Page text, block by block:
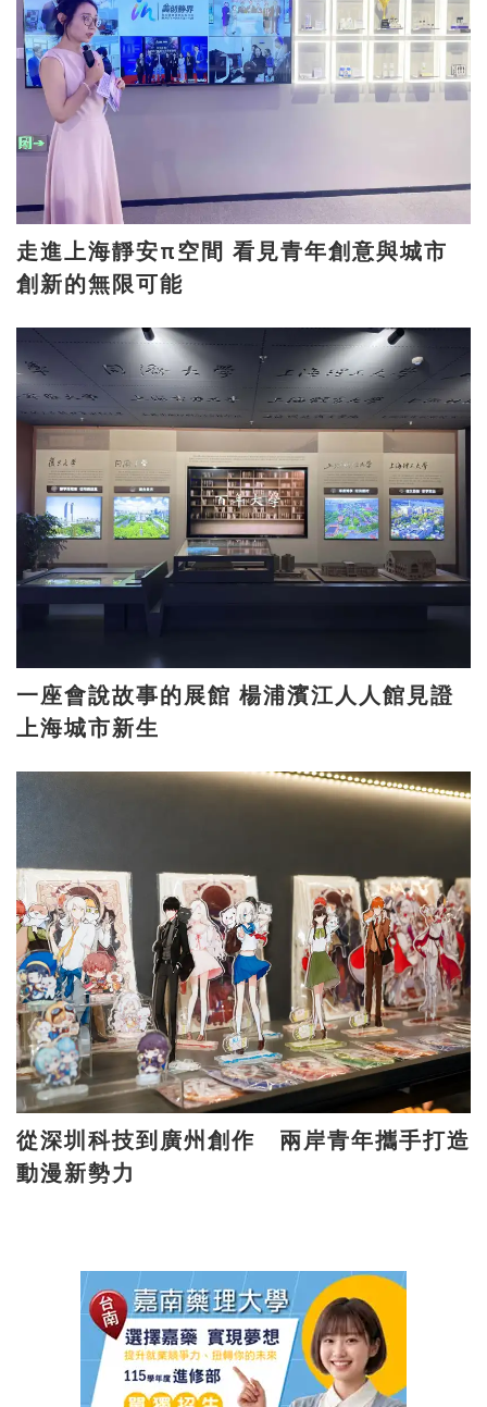
走進上海靜安π空間 看見青年創意與城市
創新的無限可能
一座會說故事的展館 楊浦濱江人人館見證
上海城市新生
從深圳科技到廣州創作 兩岸青年攜手打造
動漫新勢力